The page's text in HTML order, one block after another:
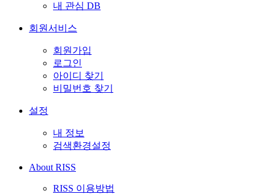
내 관심 DB
회원서비스
회원가입
로그인
아이디 찾기
비밀번호 찾기
설정
내 정보
검색환경설정
About RISS
RISS 이용방법